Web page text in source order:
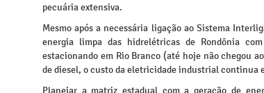
pecuária extensiva.
Mesmo após a necessária ligação ao Sistema
energia limpa das hidrelétricas de Rondônia
estacionando em Rio Branco (até hoje não chegou
de diesel, o custo da eletricidade industrial continua
Planejar a matriz estadual com a geração de